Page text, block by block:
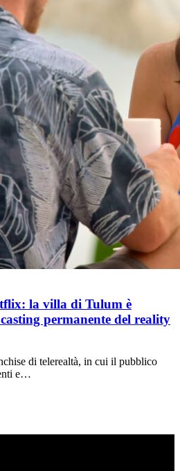
la villa di Tulum è
permanente del reality
di telerealtà, in cui il pubblico
e…